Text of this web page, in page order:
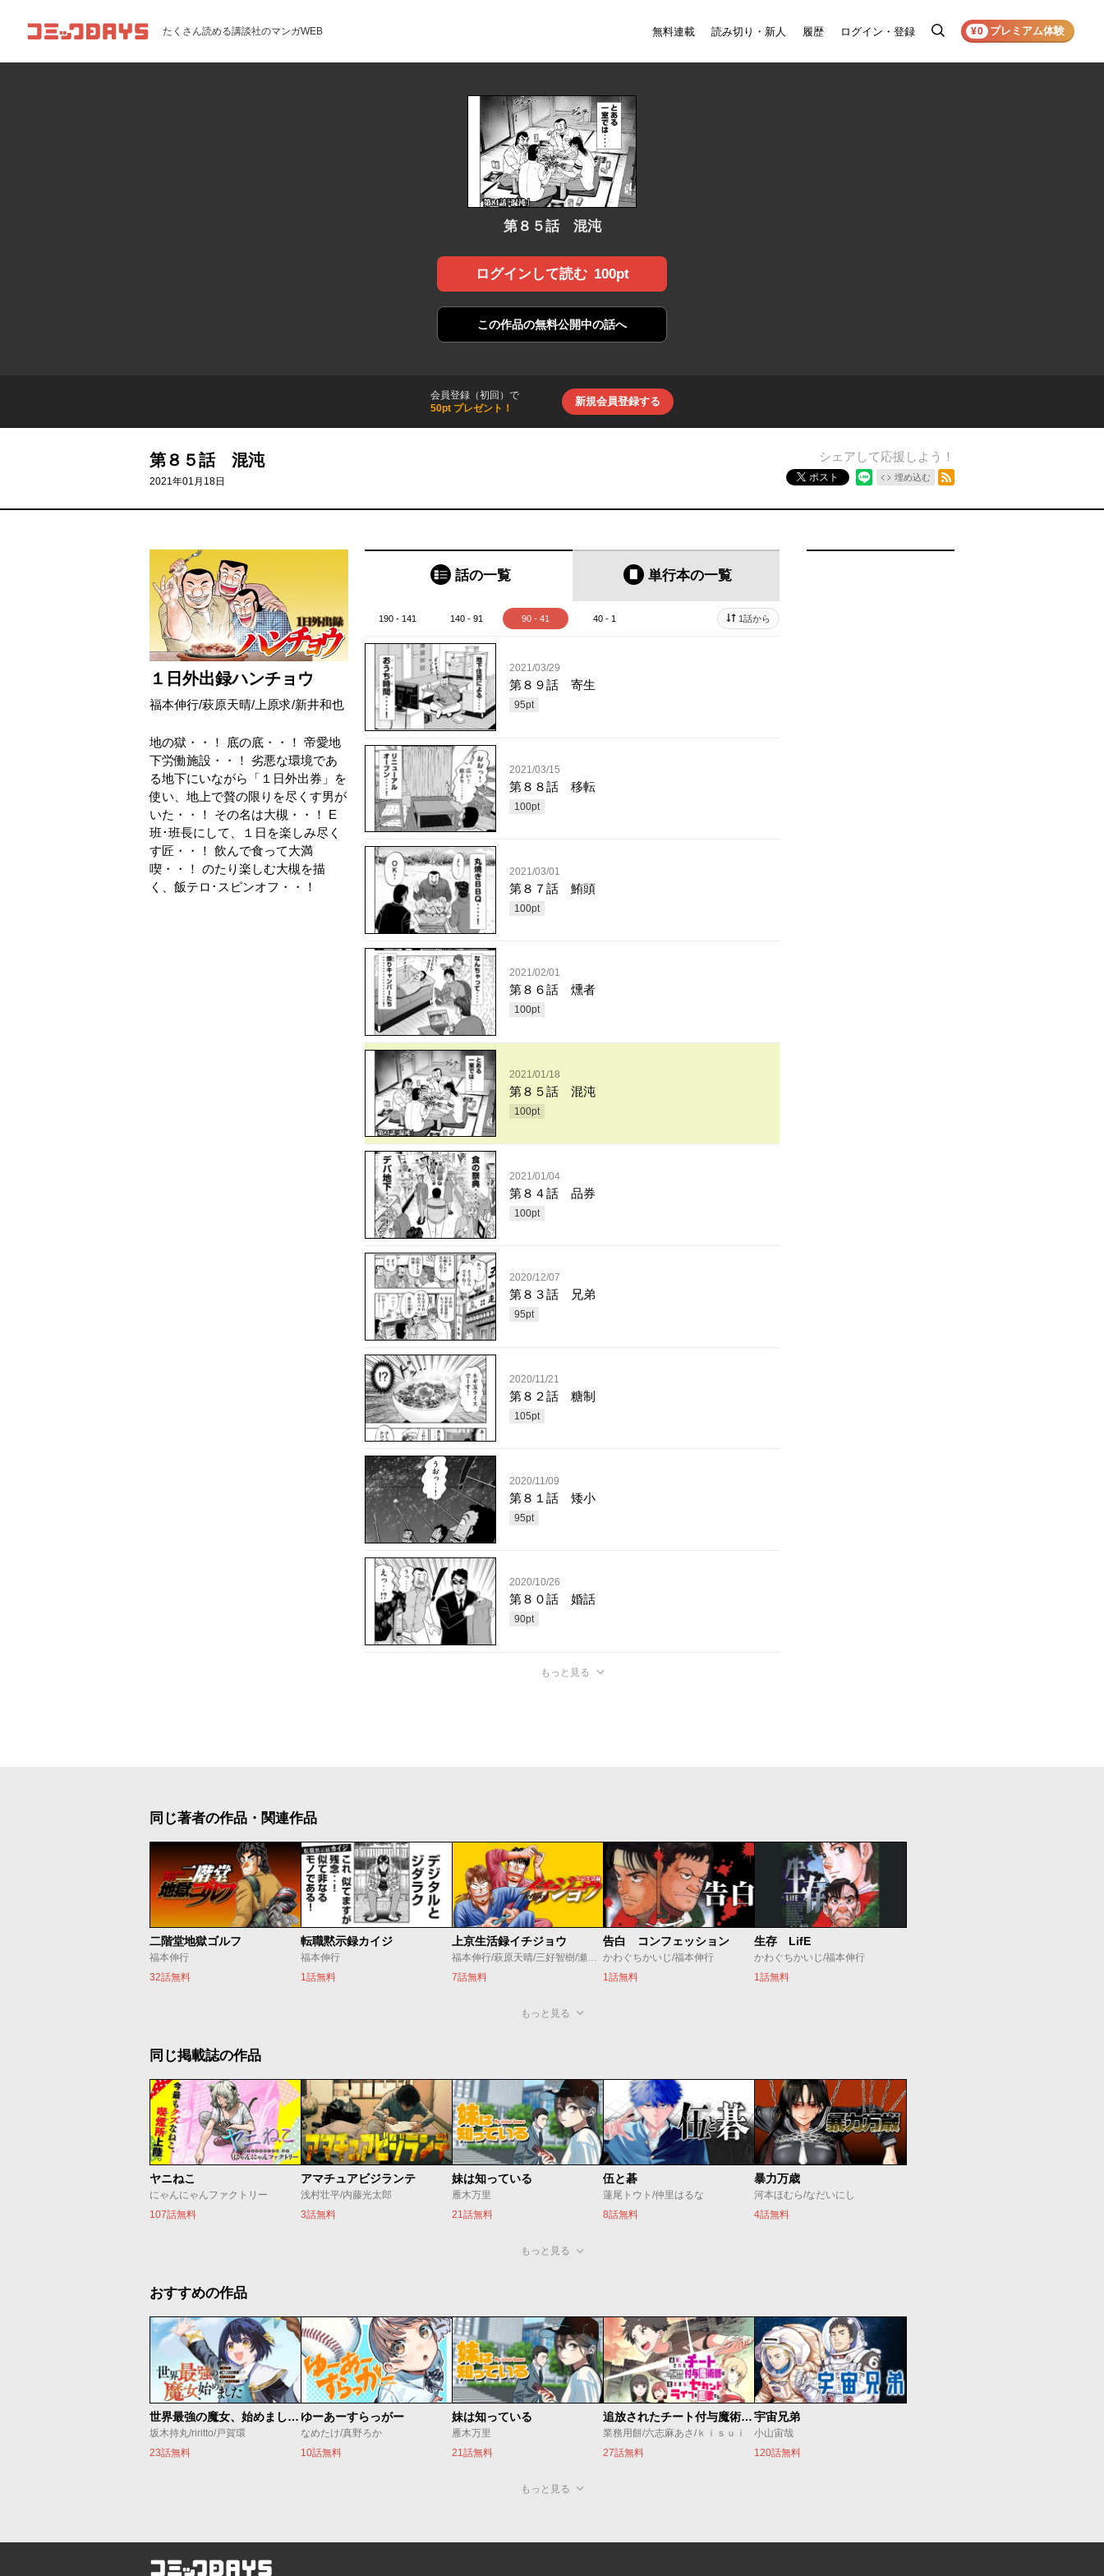
コミックDAYS たくさん読める講談社のマンガWEB 無料連載 読み切り・新人 履歴 ログイン・登録
検
¥0 プレミアム体験
第８５話 混沌
ログインして読む 100pt
この作品の無料公開中の話へ
会員登録（初回）で
50pt プレゼント！
新規会員登録する
第８５話 混沌
2021年01月18日
シェアして応援しよう！
ポスト 埋め込む
１日外出録ハンチョウ
福本伸行/萩原天晴/ 上原求/新井和也
地の獄・・！ 底の底・・！ 帝愛地
下労働施設・・！ 劣悪な環境であ
る地下にいながら「１日外出券」を
使い、地上で贅の限りを尽くす男が
いた・・！ その名は大槻・・！ E
班･班長にして、１日を楽しみ尽く
す匠・・！ 飲んで食って大満
喫・・！ のたり楽しむ大槻を描
く、飯テロ･スピンオフ・・！
話の一覧 単行本の一覧
190 - 141 140 - 91 90 - 41 40 - 1 1話から
2021/03/29
第８９話 寄生
95pt
2021/03/15
第８８話 移転
100pt
2021/03/01
第８７話 鮪頭
100pt
2021/02/01
第８６話 燻者
100pt
2021/01/18
第８５話 混沌
100pt
2021/01/04
第８４話 品券
100pt
2020/12/07
第８３話 兄弟
95pt
2020/11/21
第８２話 糖制
105pt
2020/11/09
第８１話 矮小
95pt
2020/10/26
第８０話 婚話
90pt
もっと見る
同じ著者の作品・関連作品
二階堂地獄ゴルフ
福本伸行
32話無料
転職黙示録カイジ
福本伸行
1話無料
上京生活録イチジョウ
福本伸行/萩原天晴/三好智樹/瀬戸義明
7話無料
告白 コンフェッション
かわぐちかいじ/福本伸行
1話無料
生存 LifE
かわぐちかいじ/福本伸行
1話無料
もっと見る
同じ掲載誌の作品
ヤニねこ
にゃんにゃんファクトリー
107話無料
アマチュアビジランテ
浅村壮平/内藤光太郎
3話無料
妹は知っている
雁木万里
21話無料
伍と碁
蓮尾トウト/仲里はるな
8話無料
暴力万歳
河本ほむら/なだいにし
4話無料
もっと見る
おすすめの作品
世界最強の魔女、始めました ～私だけ『攻略サイト』を見れる世界で自由に生きます～
坂木持丸/riritto/戸賀環
23話無料
ゆーあーすらっがー
なめたけ/真野ろか
10話無料
妹は知っている
雁木万里
21話無料
追放されたチート付与魔術師は気ままなセカンドライフを謳歌する。 ～俺は武器だけじゃなく、あらゆるものに『強化ポイント』を付与できるし、俺の意思でいつでも効果を解除できるけど、残った人たち大丈夫？～
業務用餅/六志麻あさ/ｋｉｓｕｉ
27話無料
宇宙兄弟
小山宙哉
120話無料
もっと見る